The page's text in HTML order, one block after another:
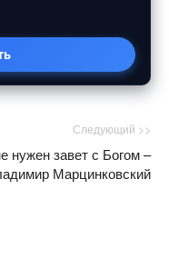
Следующий >>
нужен завет с Богом –
Марцинковский